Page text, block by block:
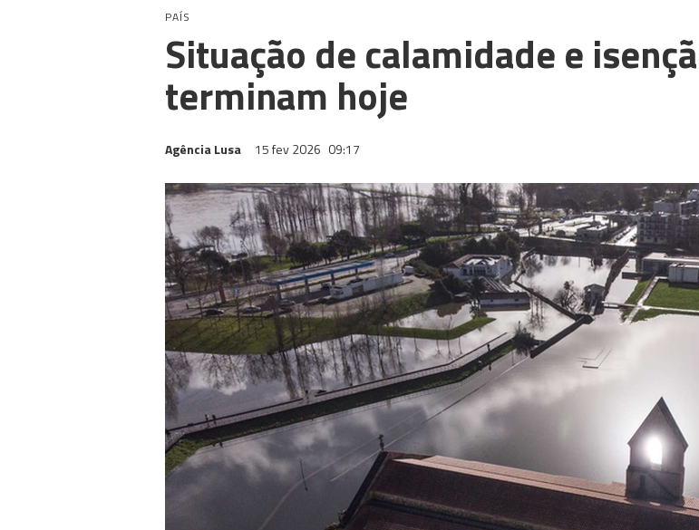
PAÍS
Situação de calamidade e
terminam hoje
Agência Lusa 15 fev 2026 09:17